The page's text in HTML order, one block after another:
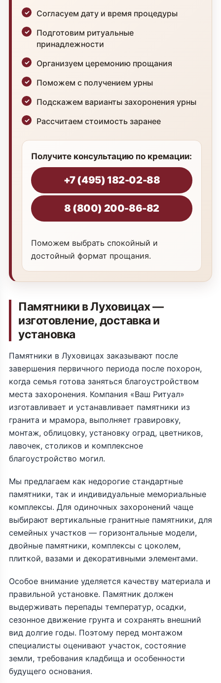
Согласуем дату и время процедуры
Подготовим ритуальные
принадлежности
Организуем церемонию прощания
Поможем с получением урны
Подскажем варианты захоронения урны
Рассчитаем стоимость заранее
Получите консультацию по кремации:
+7 (495) 182-02-88
8 (800) 200-86-82
Поможем выбрать спокойный и
достойный формат прощания.
Памятники в Луховицах —
изготовление, доставка и
установка
Памятники в Луховицах заказывают после
завершения первичного периода после похорон,
когда семья готова заняться благоустройством
места захоронения. Компания «Ваш Ритуал»
изготавливает и устанавливает памятники из
гранита и мрамора, выполняет гравировку,
монтаж, облицовку, установку оград, цветников,
лавочек, столиков и комплексное
благоустройство могил.
Мы предлагаем как недорогие стандартные
памятники, так и индивидуальные мемориальные
комплексы. Для одиночных захоронений чаще
выбирают вертикальные гранитные памятники, для
семейных участков — горизонтальные модели,
двойные памятники, комплексы с цоколем,
плиткой, вазами и декоративными элементами.
Особое внимание уделяется качеству материала и
правильной установке. Памятник должен
выдерживать перепады температур, осадки,
сезонное движение грунта и сохранять внешний
вид долгие годы. Поэтому перед монтажом
специалисты оценивают участок, состояние
земли, требования кладбища и особенности
будущего основания.